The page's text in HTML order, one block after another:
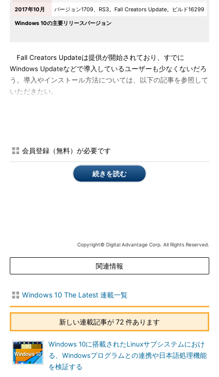
2017年10月
バージョン1709、RS3。Fall Creators Update。ビルド16299
Windows 10の主要リリースバージョン
Fall Creators Updateは提供が開始されており、すでに
Windows Updateなどで導入しているユーザーも少なくないだろ
う。導入やインストール方法については、以下の記事を参照して
いただきたい。
Windows 10のバージョン番号情報
「16299.19」以降になっているユーザーが多いだろう。
Windows 10 Fall Crators Updateの新機能／変更点
Fall Creators Updateにおける新機能や追加機能は数多くある
ので、以下に表でまとめておく。1つ前のバージョンである
Windows 10 Creators Update（バージョン1703）からの差分の
会員登録（無料）が必要です
続きを読む
Copyright© Digital Advantage Corp. All Rights Reserved.
関連情報
Windows 10 The Latest 連載一覧
新しい連載記事が 72 件あります
Windows 10に搭載されたLinuxサブシステムにおけ
る、Windowsプログラムとの連携や日本語処理機能
を検証する